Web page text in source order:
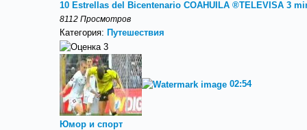
10 Estrellas del Bicentenario COAHUILA ®TELEVISA 3
8112 Просмотров
Категория: Путешествия
02:54
Юмор и спорт